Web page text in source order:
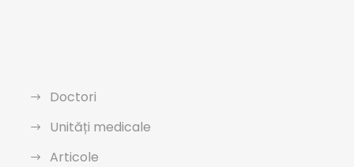
Doctori
Unități medicale
Articole